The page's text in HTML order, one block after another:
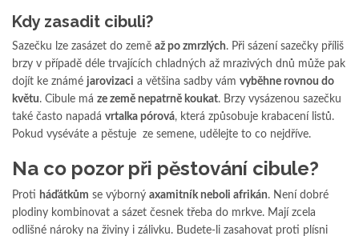
Kdy zasadit cibuli?
Sazečku lze zasázet do země až po zmrzlých. Při sázení sazečky příliš
brzy v případě déle trvajících chladných až mrazivých dnů může pak
dojít ke známé jarovizaci a většina sadby vám vyběhne rovnou do
květu. Cibule má ze země nepatrně koukat. Brzy vysázenou sazečku
také často napadá vrtalka pórová, která způsobuje krabacení listů.
Pokud vyséváte a pěstuje ze semene, udělejte to co nejdříve.
Na co pozor při pěstování cibule?
Proti háďátkům se výborný axamitník neboli afrikán. Není dobré
plodiny kombinovat a sázet česnek třeba do mrkve. Mají zcela
odlišné nároky na živiny i zálivku. Budete-li zasahovat proti plísni